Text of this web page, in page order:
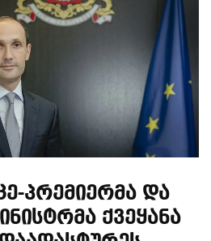
Პრემიერმა Და
Ქვეყანა